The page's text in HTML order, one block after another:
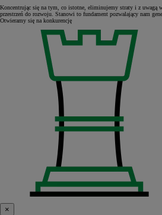
Koncentrując się na tym, co istotne, eliminujemy straty i z uwagą
przestrzeń do rozwoju. Stanowi to fundament pozwalający nam
Otwieramy się na konkurencję
×